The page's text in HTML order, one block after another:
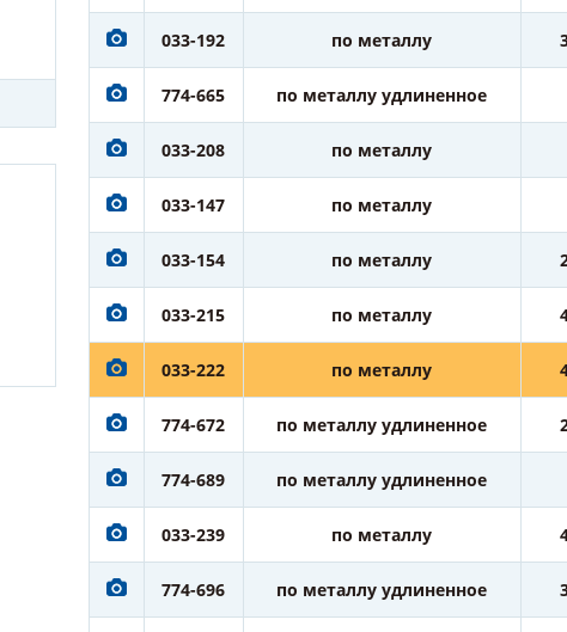
033-192 по металлу
774-665 по металлу удлиненное
033-208 по металлу
033-147 по металлу
033-154 по металлу
033-215 по металлу
033-222 по металлу
774-672 по металлу удлиненное
774-689 по металлу удлиненное
033-239 по металлу
774-696 по металлу удлиненное